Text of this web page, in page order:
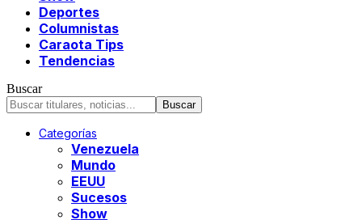
Deportes
Columnistas
Caraota Tips
Tendencias
Buscar
Categorías
Venezuela
Mundo
EEUU
Sucesos
Show